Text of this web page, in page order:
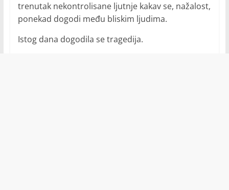
trenutak nekontrolisane ljutnje kakav se, nažalost,
ponekad dogodi među bliskim ljudima.
Istog dana dogodila se tragedija.